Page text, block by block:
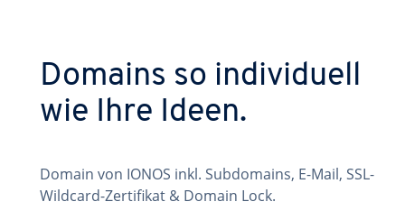
Domains so individuell
wie Ihre Ideen.
Domain von IONOS inkl. Subdomains, E-Mail, SSL-
Wildcard-Zertifikat & Domain Lock.